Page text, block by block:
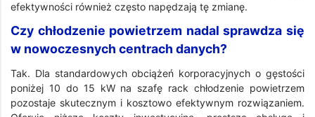
efektywności również często napędzają tę zmianę.
Czy chłodzenie powietrzem nadal sprawdza się
w nowoczesnych centrach danych?
Tak. Dla standardowych obciążeń korporacyjnych o gęstości
poniżej 10 do 15 kW na szafę rack chłodzenie powietrzem
pozostaje skutecznym i kosztowo efektywnym rozwiązaniem.